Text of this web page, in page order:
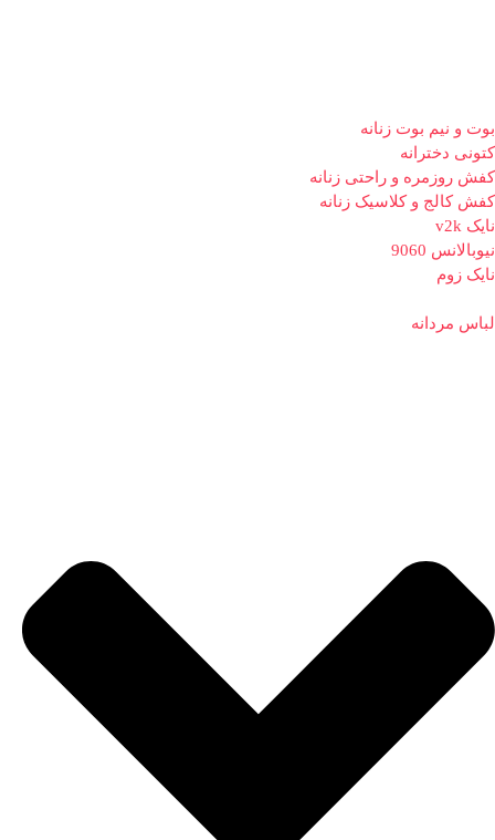
بوت و نیم بوت زنانه
کتونی دخترانه
کفش روزمره و راحتی زنانه
کفش کالج و کلاسیک زنانه
نایک v2k
نیوبالانس 9060
نایک زوم
لباس مردانه